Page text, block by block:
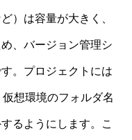
）は容量が大きく、
、バージョン管理シ
。プロジェクトには
想環境のフォルダ名
るようにします。こ